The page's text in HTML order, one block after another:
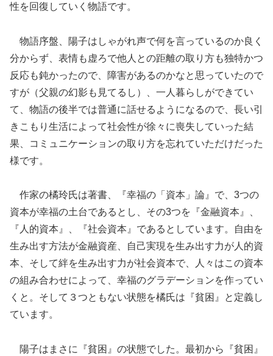
性を回復していく物語です。
物語序盤、陽子はしゃがれ声で何を言っているのか良く
分からず、表情も虚ろで他人との距離の取り方も独特かつ
反応も鈍かったので、障害があるのかなと思っていたので
すが（父親の幻影も見てるし）、一人暮らしができてい
て、物語の後半では普通に話せるようになるので、長い引
きこもり生活によって社会性が徐々に喪失していった結
果、コミュニケーションの取り方を忘れていただけだった
様です。
作家の橘玲氏は著書、『幸福の「資本」論』で、3つの
資本が幸福の土台であるとし、その3つを『金融資本』、
『人的資本』、『社会資本』であるとしています。自由を
生み出す方法が金融資産、自己実現を生み出す力が人的資
本、そして絆を生み出す力が社会資本で、人々はこの資本
の組み合わせによって、幸福のグラデーションを作ってい
くと。そして３つともない状態を橘氏は『貧困』と定義し
ています。
陽子はまさに『貧困』の状態でした。最初から『貧困』